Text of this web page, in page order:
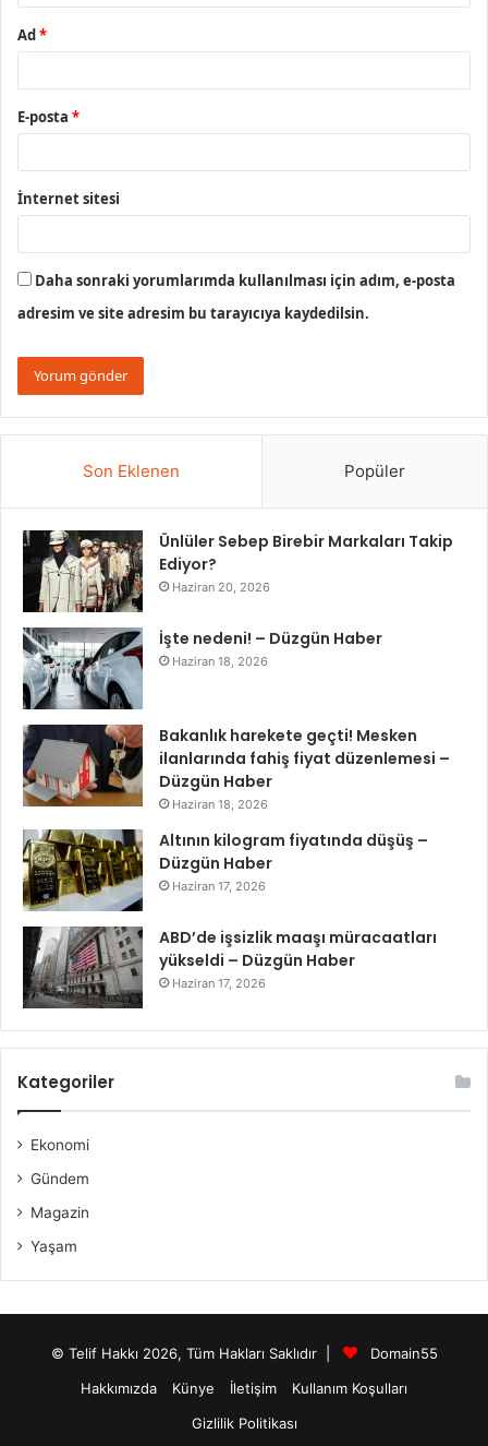
Ad*
E-posta *
İnternet sitesi
Daha sonraki yorumlarımda kullanılması için adım, e-posta
adresim ve site adresim bu tarayıcıya kaydedilsin.
Son Eklenen Popüler
Ünlüler Sebep Birebir Markaları Takip
Ediyor?
Haziran 20, 2026
İşte nedeni! – Düzgün Haber
Haziran 18, 2026
Bakanlık harekete geçti! Mesken
ilanlarında fahiş fiyat düzenlemesi –
Düzgün Haber
Haziran 18, 2026
Altının kilogram fiyatında düşüş –
Düzgün Haber
Haziran 17, 2026
ABD’de işsizlik maaşı müracaatları
yükseldi – Düzgün Haber
Haziran 17, 2026
Kategoriler
Ekonomi
Gündem
Magazin
Yaşam
© Telif Hakkı 2026, Tüm Hakları Saklıdır |
Domain55
Hakkımızda
Künye İletişim
Kullanım Koşulları
Gizlilik Politikası